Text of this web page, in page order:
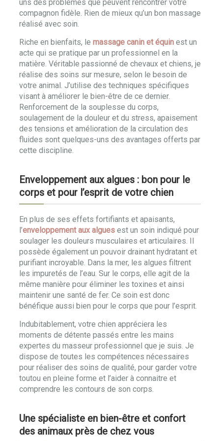
uns des problèmes que peuvent rencontrer votre
compagnon fidèle. Rien de mieux qu’un bon massage
réalisé avec soin.
Riche en bienfaits, le massage canin et équin est un
acte qui se pratique par un professionnel en la
matière. Véritable passionné de chevaux et chiens, je
réalise des soins sur mesure, selon le besoin de
votre animal. J’utilise des techniques spécifiques
visant à améliorer le bien-être de ce dernier.
Renforcement de la souplesse du corps,
soulagement de la douleur et du stress, apaisement
des tensions et amélioration de la circulation des
fluides sont quelques-uns des avantages offerts par
cette discipline.
Enveloppement aux algues : bon pour le
corps et pour l’esprit de votre chien
En plus de ses effets fortifiants et apaisants,
l’enveloppement aux algues est un soin indiqué pour
soulager les douleurs musculaires et articulaires. Il
possède également un pouvoir drainant hydratant et
purifiant incroyable. Dans la mer, les algues filtrent
les impuretés de l’eau. Sur le corps, elle agit de la
même manière pour éliminer les toxines et ainsi
maintenir une santé de fer. Ce soin est donc
bénéfique aussi bien pour le corps que pour l’esprit.
Indubitablement, votre chien appréciera les
moments de détente passés entre les mains
expertes du masseur professionnel que je suis. Je
dispose de toutes les compétences nécessaires
pour réaliser des soins de qualité, pour garder votre
toutou en pleine forme et l’aider à connaitre et
comprendre les contours de son corps.
Une spécialiste en bien-être et confort
des animaux près de chez vous